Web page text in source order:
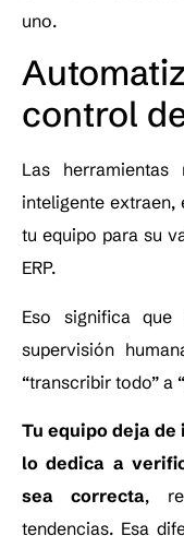
uno.
control
Las herramientas
inteligente extraen,
tu equipo para su
ERP.
Eso significa
supervisión
“transcribir todo” a
Tu equipo deja
lo dedica a
sea correcta,
tendencias. Esa